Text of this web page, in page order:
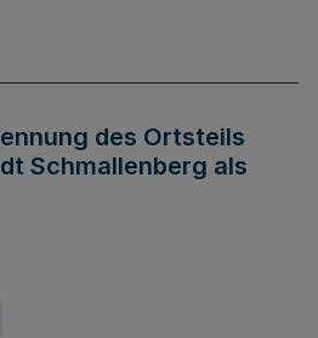
des Ortsteils
Schmallenberg als